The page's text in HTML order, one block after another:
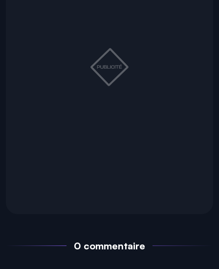
0 commentaire